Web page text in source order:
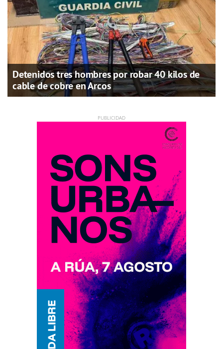
Detenidos tres hombres por robar 40 kilos de
cable de cobre en Arcos